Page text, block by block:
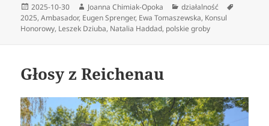
Data
publikacji
2025-10-30 Autor
Joanna Chimiak-Opoka Kategorie
działalność
2025,Ambasador, Eugen Sprenger, Ewa Tomaszewska, Konsul
Honorowy, Leszek Dziuba, Natalia Haddad, polskie groby
Głosy z Reichenau